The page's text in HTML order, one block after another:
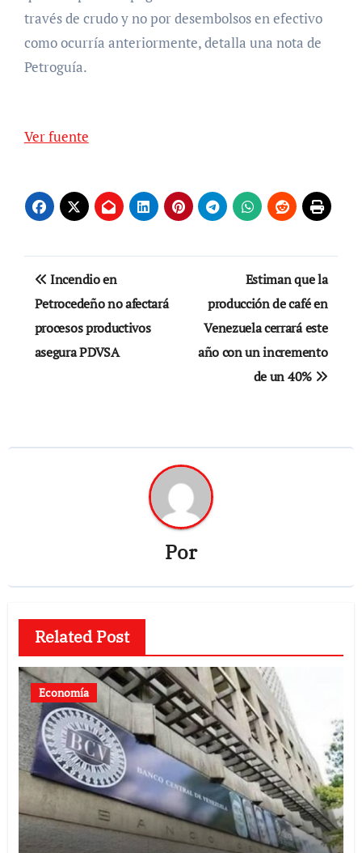
través de crudo y no por desembolsos en efectivo
como ocurría anteriormente, detalla una nota de
Petroguía.
Ver fuente
Navegación
de
entradas
Incendio en
Petrocedeño no afectará
procesos productivos
asegura PDVSA
Estiman que la
producción de café en
Venezuela cerrará este
año con un incremento
de un 40%
Por
Related Post
Economía